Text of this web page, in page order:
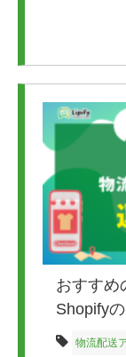
おすすめ
Shopify
物流配送